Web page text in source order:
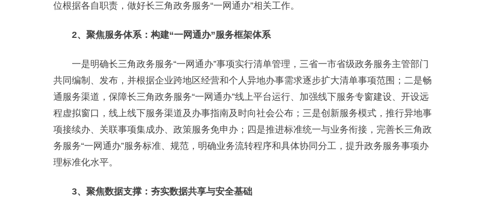
位根据各自职责，做好长三角政务服务“一网通办”相关工作。
2、聚焦服务体系：构建“一网通办”服务框架体系
一是明确长三角政务服务“一网通办”事项实行清单管理，三省一市省级政务服务主管部门
共同编制、发布，并根据企业跨地区经营和个人异地办事需求逐步扩大清单事项范围；二是畅
通服务渠道，保障长三角政务服务“一网通办”线上平台运行、加强线下服务专窗建设、开设远
程虚拟窗口，线上线下服务渠道及办事指南及时向社会公布；三是创新服务模式，推行异地事
项接续办、关联事项集成办、政策服务免申办；四是推进标准统一与业务衔接，完善长三角政
务服务“一网通办”服务标准、规范，明确业务流转程序和具体协同分工，提升政务服务事项办
理标准化水平。
3、聚焦数据支撑：夯实数据共享与安全基础